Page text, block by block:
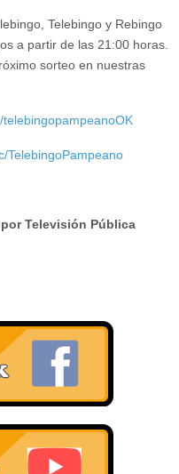
Telebingo y Rebingo
a partir de las 21:00 horas.
sorteo en nuestras
TelebingoPampeano
Televisión Pública